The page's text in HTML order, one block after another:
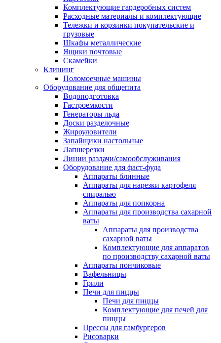
Комплектующие гардеробных систем
Расходные материалы и комплектующие
Тележки и корзинки покупательские и
грузовые
Шкафы металлические
Ящики почтовые
Скамейки
Клининг
Поломоечные машины
Оборудование для общепита
Водоподготовка
Гастроемкости
Генераторы льда
Доски разделочные
Жироуловители
Запайщики настольные
Лапшерезки
Линии раздачи/самообслуживания
Оборудование для фаст-фуда
Аппараты блинные
Аппараты для нарезки картофеля
спиралью
Аппараты для попкорна
Аппараты для производства сахарной
ваты
Аппараты для производства
сахарной ваты
Комплектующие для аппаратов
по производству сахарной ваты
Аппараты пончиковые
Вафельницы
Грили
Печи для пиццы
Печи для пиццы
Комплектующие для печей для
пиццы
Прессы для гамбургеров
Рисоварки